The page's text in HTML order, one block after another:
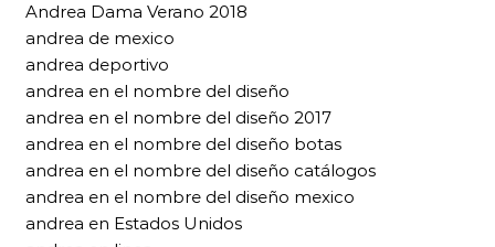
Andrea Dama Verano 2018
andrea de mexico
andrea deportivo
andrea en el nombre del diseño
andrea en el nombre del diseño 2017
andrea en el nombre del diseño botas
andrea en el nombre del diseño catálogos
andrea en el nombre del diseño mexico
andrea en Estados Unidos